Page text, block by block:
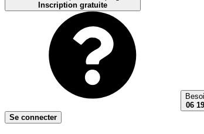
Inscription gratuite
06
Se connecter